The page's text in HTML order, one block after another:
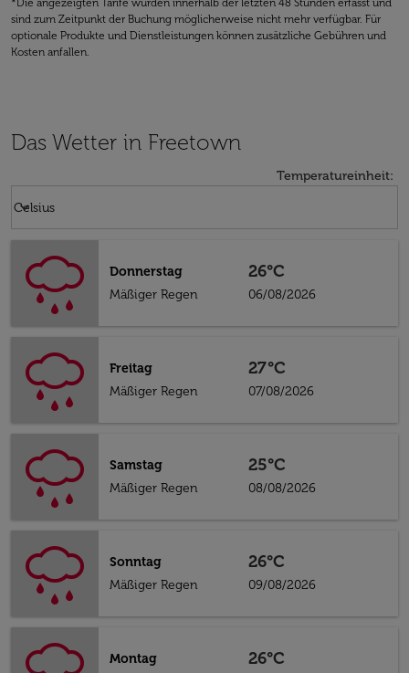
*Die angezeigten Tarife wurden innerhalb der letzten 48 Stunden erfasst und
sind zum Zeitpunkt der Buchung möglicherweise nicht mehr verfügbar. Für
optionale Produkte und Dienstleistungen können zusätzliche Gebühren und
Kosten anfallen.
Das Wetter in Freetown
Temperatureinheit:
Celsius
keyboard_arrow_down
Donnerstag
Mäßiger Regen
26°C
06/08/2026
Freitag
Mäßiger Regen
27°C
07/08/2026
Samstag
Mäßiger Regen
25°C
08/08/2026
Sonntag
Mäßiger Regen
26°C
09/08/2026
Montag
26°C